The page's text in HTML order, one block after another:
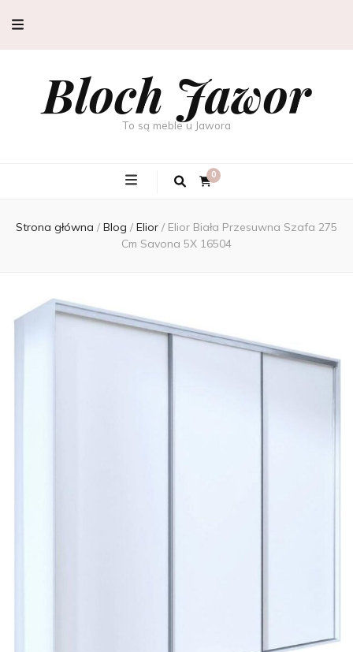
Bloch Jawor
To są meble u Jawora
0
Strona główna / Blog / Elior / Elior Biała Przesuwna Szafa 275
Cm Savona 5X 16504